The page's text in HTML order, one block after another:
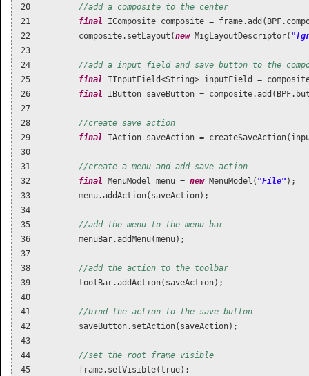
20 //add a composite to the center
21 final IComposite composite =
22          composite.setLayout(new MigLayoutDescriptor(
23
24 //add a input field and save button to the
25 final IInputField<String> inputField =
26 final IButton saveButton =
27
28 //create save action
29 final IAction saveAction =
30
31 //create a menu and add save action
32 final MenuModel menu = new MenuModel( "File" );
33          menu.addAction(saveAction);
34
35 //add the menu to the menu bar
36          menuBar.addMenu(menu);
37
38 //add the action to the toolbar
39          toolBar.addAction(saveAction);
40
41 //bind the action to the save button
42          saveButton.setAction(saveAction);
43
44 //set the root frame visible
45          frame.setVisible(true);